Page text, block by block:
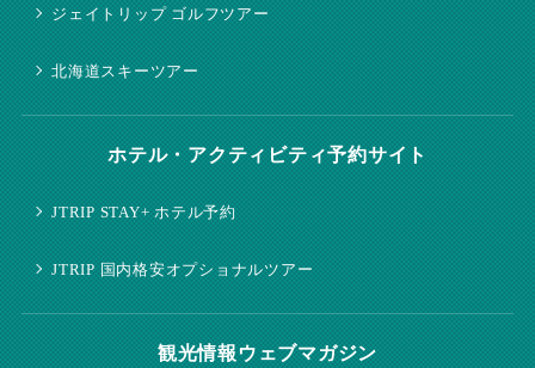
ジェイトリップ ゴルフツアー
北海道スキーツアー
ホテル・アクティビティ予約サイト
JTRIP STAY+ ホテル予約
JTRIP 国内格安オプショナルツアー
観光情報ウェブマガジン